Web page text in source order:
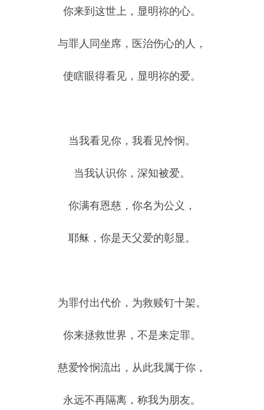
你来到这世上，显明祢的心。
与罪人同坐席，医治伤心的人，
使瞎眼得看见，显明祢的爱。
当我看见你，我看见怜悯。
当我认识你，深知被爱。
你满有恩慈，你名为公义，
耶稣，你是天父爱的彰显。
为罪付出代价，为救赎钉十架。
你来拯救世界，不是来定罪。
慈爱怜悯流出，从此我属于你，
永远不再隔离，称我为朋友。